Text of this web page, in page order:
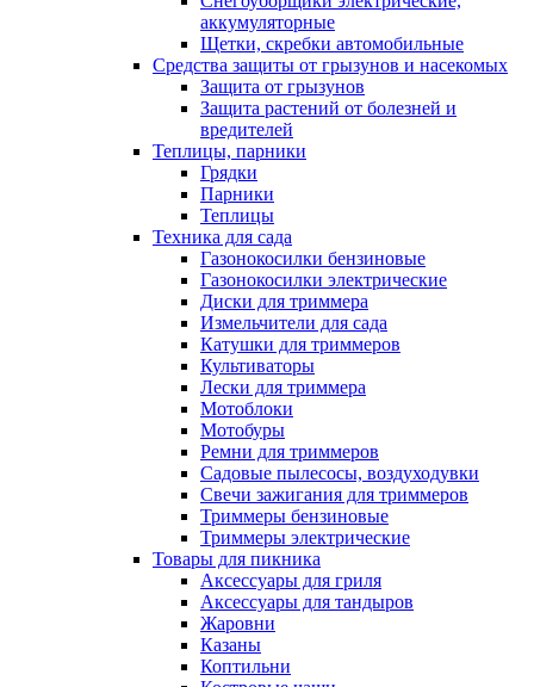
аккумуляторные
Щетки, скребки автомобильные
Средства защиты от грызунов и насекомых
Защита от грызунов
Защита растений от болезней и
вредителей
Теплицы, парники
Грядки
Парники
Теплицы
Техника для сада
Газонокосилки бензиновые
Газонокосилки электрические
Диски для триммера
Измельчители для сада
Катушки для триммеров
Культиваторы
Лески для триммера
Мотоблоки
Мотобуры
Ремни для триммеров
Садовые пылесосы, воздуходувки
Свечи зажигания для триммеров
Триммеры бензиновые
Триммеры электрические
Товары для пикника
Аксессуары для гриля
Аксессуары для тандыров
Жаровни
Казаны
Коптильни